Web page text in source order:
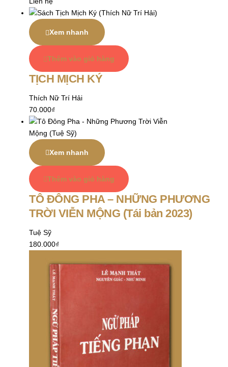
Xem nhanh
Thêm vào giỏ hàng
TỊCH MỊCH KÝ
Thích Nữ Trí Hải
70.000₫
Xem nhanh
Thêm vào giỏ hàng
TÔ ĐÔNG PHA – NHỮNG PHƯƠNG
TRỜI VIỄN MỘNG (Tái bản 2023)
Tuệ Sỹ
180.000₫